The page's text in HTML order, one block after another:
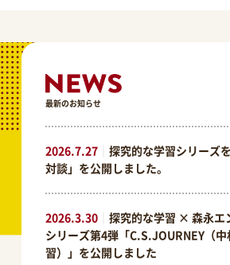
最新のお知らせ
2026.7.27｜ 探究的な学習シリーズ
対談」を公開しました。
2026.3.30｜ 探究的な学習 × 森永エ
シリーズ第4弾「C.S.JOURNEY（
習）」を公開しました